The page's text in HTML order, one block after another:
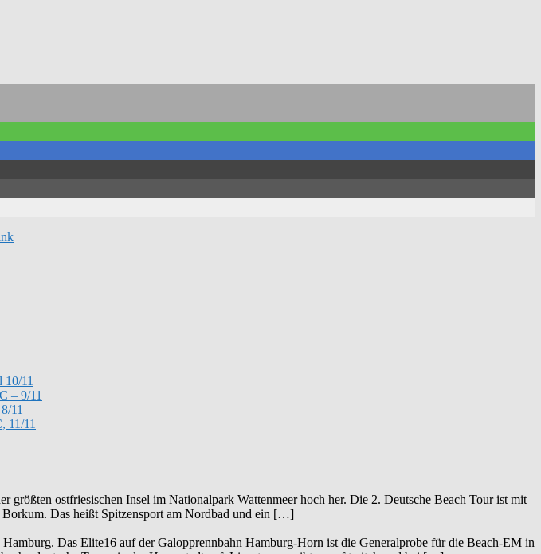
11
– 9/11
11
11/11
ostfriesischen Insel im Nationalpark Wattenmeer hoch her. Die 2. Deutsche Beach Tour ist mit
Das heißt Spitzensport am Nordbad und ein […]
Das Elite16 auf der Galopprennbahn Hamburg-Horn ist die Generalprobe für die Beach-EM in